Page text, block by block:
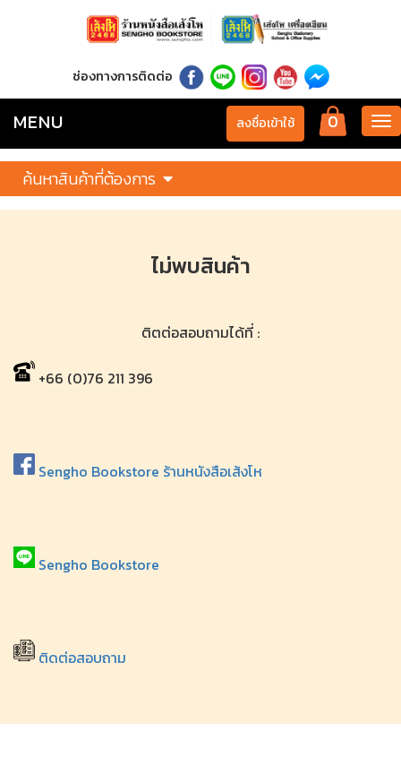
ช่องทางการติดต่อ
0
ลงชื่อเข้าใช้
MENU
ค้นหาสินค้าที่ต้องการ
ไม่พบสินค้า
ติตต่อสอบถามได้ที่ :
+66 (0)76 211 396
Sengho Bookstore ร้านหนังสือเส้งโห
Sengho Bookstore
ติดต่อสอบถาม